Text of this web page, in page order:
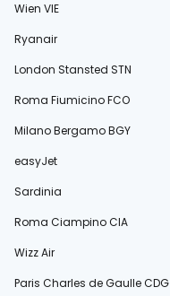
Wien VIE
Ryanair
London Stansted STN
Roma Fiumicino FCO
Milano Bergamo BGY
easyJet
Sardinia
Roma Ciampino CIA
Wizz Air
Paris Charles de Gaulle CDG